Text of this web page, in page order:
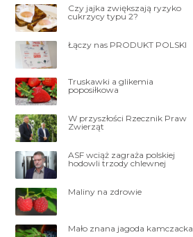
Czy jajka zwiększają ryzyko
cukrzycy typu 2?
Łączy nas PRODUKT POLSKI
Truskawki a glikemia
poposiłkowa
W przyszłości Rzecznik Praw
Zwierząt
ASF wciąż zagraża polskiej
hodowli trzody chlewnej
Maliny na zdrowie
Mało znana jagoda kamczacka